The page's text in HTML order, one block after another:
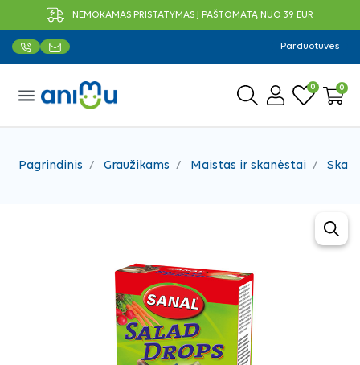
NEMOKAMAS PRISTATYMAS Į PAŠTOMATĄ NUO 39 EUR
Parduotuvės
menu 0 0
Pagrindinis Graužikams Maistas ir skanėstai